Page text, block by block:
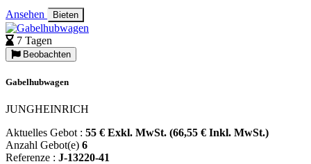
Ansehen Bieten
7 Tagen
Beobachten
Gabelhubwagen
JUNGHEINRICH
Aktuelles Gebot : 55 € Exkl. MwSt. (66,55 € Inkl. MwSt.)
Anzahl Gebot(e) 6
Referenze : J-13220-41